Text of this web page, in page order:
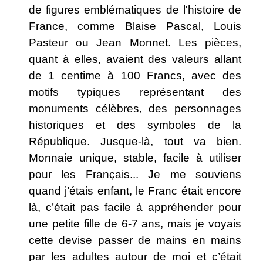
de figures emblématiques de l'histoire de
France, comme Blaise Pascal, Louis
Pasteur ou Jean Monnet. Les pièces,
quant à elles, avaient des valeurs allant
de 1 centime à 100 Francs, avec des
motifs typiques représentant des
monuments célèbres, des personnages
historiques et des symboles de la
République.Jusque-là, tout va bien.
Monnaie unique, stable, facile à utiliser
pour les Français... Je me souviens
quand j’étais enfant, le Franc était encore
là, c’était pas facile à appréhender pour
une petite fille de 6-7 ans, mais je voyais
cette devise passer de mains en mains
par les adultes autour de moi et c’était